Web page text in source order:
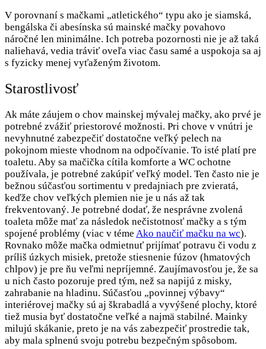
V porovnaní s mačkami „atletického“ typu ako je siamská,
bengálska či abesínska sú mainské mačky povahovo
náročné len minimálne. Ich potreba pozornosti nie je až taká
naliehavá, vedia tráviť oveľa viac času samé a uspokoja sa aj
s fyzicky menej vyťaženým životom.
Starostlivosť
Ak máte záujem o chov mainskej mývalej mačky, ako prvé je
potrebné zvážiť priestorové možnosti. Pri chove v vnútri je
nevyhnutné zabezpečiť dostatočne veľký pelech na
pokojnom mieste vhodnom na odpočívanie. To isté platí pre
toaletu. Aby sa mačička cítila komforte a WC ochotne
používala, je potrebné zakúpiť veľký model. Ten často nie je
bežnou súčasťou sortimentu v predajniach pre zvieratá,
keďže chov veľkých plemien nie je u nás až tak
frekventovaný. Je potrebné dodať, že nesprávne zvolená
toaleta môže mať za následok nečistotnosť mačky a s tým
spojené problémy (viac v téme Ako naučiť mačku na wc).
Rovnako môže mačka odmietnuť prijímať potravu či vodu z
príliš úzkych misiek, pretože stiesnenie fúzov (hmatových
chlpov) je pre ňu veľmi nepríjemné. Zaujímavosťou je, že sa
u nich často pozoruje pred tým, než sa napijú z misky,
zahrabanie na hladinu. Súčasťou „povinnej výbavy“
interiérovej mačky sú aj škrabadlá a vyvýšené plochy, ktoré
tiež musia byť dostatočne veľké a najmä stabilné. Mainky
milujú skákanie, preto je na vás zabezpečiť prostredie tak,
aby mala splnenú svoju potrebu bezpečným spôsobom.